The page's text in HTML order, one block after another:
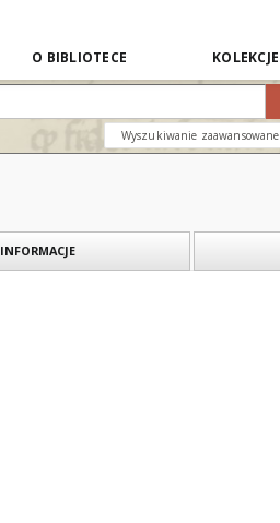
O BIBLIOTECE KOLEKCJE
Wyszukiwanie zaawansowane
INFORMACJE